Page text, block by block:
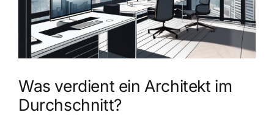
Was verdient ein Architekt im
Durchschnitt?